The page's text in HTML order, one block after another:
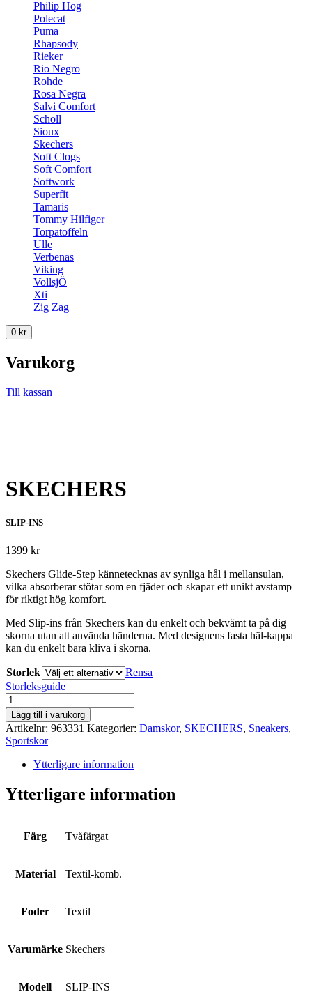
Philip Hog
Polecat
Puma
Rhapsody
Rieker
Rio Negro
Rohde
Rosa Negra
Salvi Comfort
Scholl
Sioux
Skechers
Soft Clogs
Soft Comfort
Softwork
Superfit
Tamaris
Tommy Hilfiger
Torpatoffeln
Ulle
Verbenas
Viking
VollsjÖ
Xti
Zig Zag
0 kr
Varukorg
Till kassan
SKECHERS
SLIP-INS
1399 kr
Skechers Glide-Step kännetecknas av synliga hål i mellansulan,
vilka absorberar stötar som en fjäder och skapar ett unikt avstamp
för riktigt hög komfort.
Med Slip-ins från Skechers kan du enkelt och bekvämt ta på dig
skorna utan att använda händerna. Med designens fasta häl-kappa
kan du enkelt bara kliva i skorna.
Storlek
Rensa
Storleksguide
SKECHERS
mängd
Lägg till i varukorg
Artikelnr: 963331 Kategorier: Damskor, SKECHERS, Sneakers,
Sportskor
Ytterligare information
Ytterligare information
Färg Tvåfärgat
Material Textil-komb.
Foder Textil
Varumärke Skechers
Modell SLIP-INS